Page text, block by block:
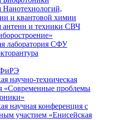
Нанотехнологий,
и квантовой химии
антенн и техники СВЧ
лаборатория СФУ
научно-техническая
«Современные проблемы
научная конференция с
участием «Енисейская